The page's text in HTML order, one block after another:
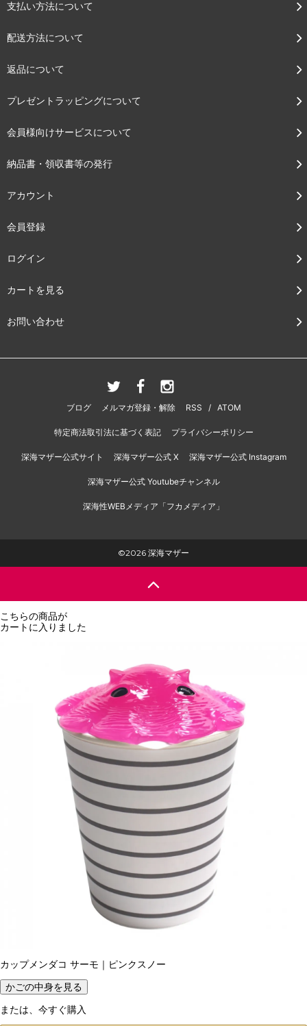
支払い方法について
配送方法について
返品について
プレゼントラッピングについて
会員様向けサービスについて
納品書・領収書等の発行
アカウント
会員登録
ログイン
カートを見る
お問い合わせ
ブログ メルマガ登録・解除 RSS / ATOM
特定商法取引法に基づく表記 プライバシーポリシー
深海マザー公式サイト 深海マザー公式 X 深海マザー公式 Instagram
深海マザー公式 Youtubeチャンネル
深海性WEBメディア「フカメディア」
©2026 深海マザー
こちらの商品が
カートに入りました
カップメンダコ サーモ｜ピンクスノー
かごの中身を見る
または、今すぐ購入